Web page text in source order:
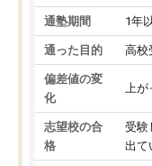
通塾期間 1年
通った目的 高校
偏差値の変
化
上
志望校の合
格
受験
出て